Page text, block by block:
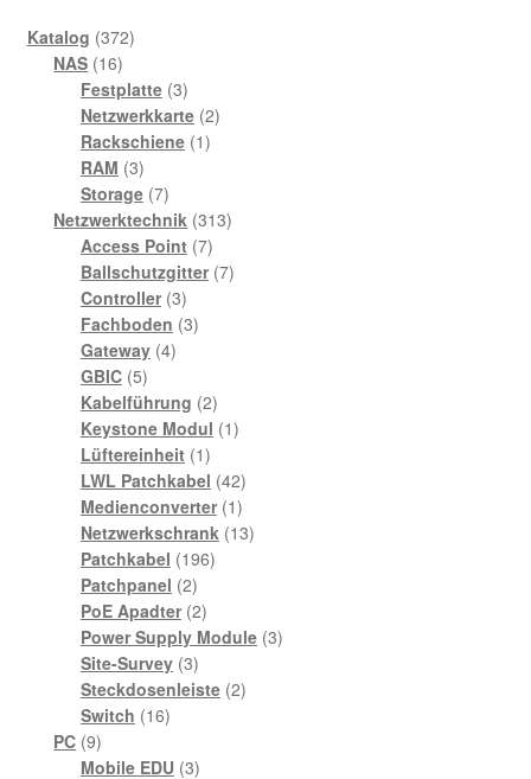
Katalog 372372
NAS 1616
Produkte
Festplatte 33
Produkte
Netzwerkkarte 22
Rackschiene 11
RAM 33
Produkte
Storage 77
Produkte
Netzwerktechnik 313313
Access Point 77
Produkte
Ballschutzgitter 77
Controller 33
Produkte
Fachboden 33
Gateway 44
GBIC 55
Produkte
Kabelführung 22
Produkte
Keystone Modul 11
Lüftereinheit 11
Produkt
LWL Patchkabel 4242
Produkte
Medienconverter 11
Produkt
Netzwerkschrank 1313
Patchkabel 196196
Patchpanel 22
Produkte
PoE Apadter 22
Produkte
Power Supply Module 33
Site-Survey 33
Produkte
Steckdosenleiste 22
Switch 1616
PC 99
Produkte
Mobile EDU 33